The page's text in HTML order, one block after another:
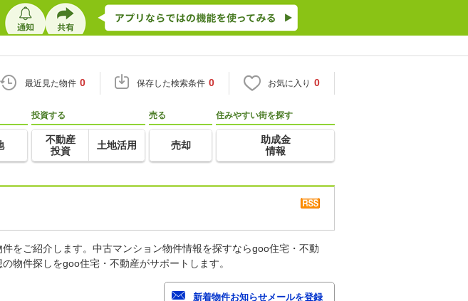
最近見た物件 0 保存した検索条件 0 お気に入り 0
投資する
不動産
投資
土地活用
売る
売却
住みやすい街を探す
助成金
情報
をご紹介します。中古マンション物件情報を探すならgoo住宅・不動
物件探しをgoo住宅・不動産がサポートします。